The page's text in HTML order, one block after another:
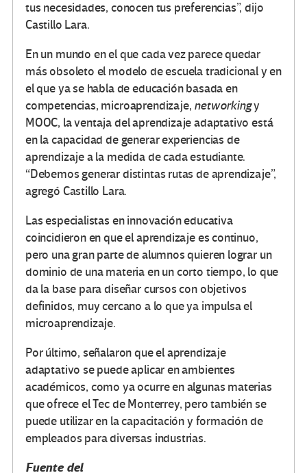
tus necesidades, conocen tus preferencias”, dijo
Castillo Lara.
En un mundo en el que cada vez parece quedar
más obsoleto el modelo de escuela tradicional y en
el que ya se habla de educación basada en
competencias, microaprendizaje, networkingy
MOOC, la ventaja del aprendizaje adaptativo está
en la capacidad de generar experiencias de
aprendizaje a la medida de cada estudiante.
“Debemos generar distintas rutas de aprendizaje”,
agregó Castillo Lara.
Las especialistas en innovación educativa
coincidieron en que el aprendizaje es continuo,
pero una gran parte de alumnos quieren lograr un
dominio de una materia en un corto tiempo, lo que
da la base para diseñar cursos con objetivos
definidos, muy cercano a lo que ya impulsa el
microaprendizaje.
Por último, señalaron que el aprendizaje
adaptativo se puede aplicar en ambientes
académicos, como ya ocurre en algunas materias
que ofrece el Tec de Monterrey, pero también se
puede utilizar en la capacitación y formación de
empleados para diversas industrias.
Fuente del